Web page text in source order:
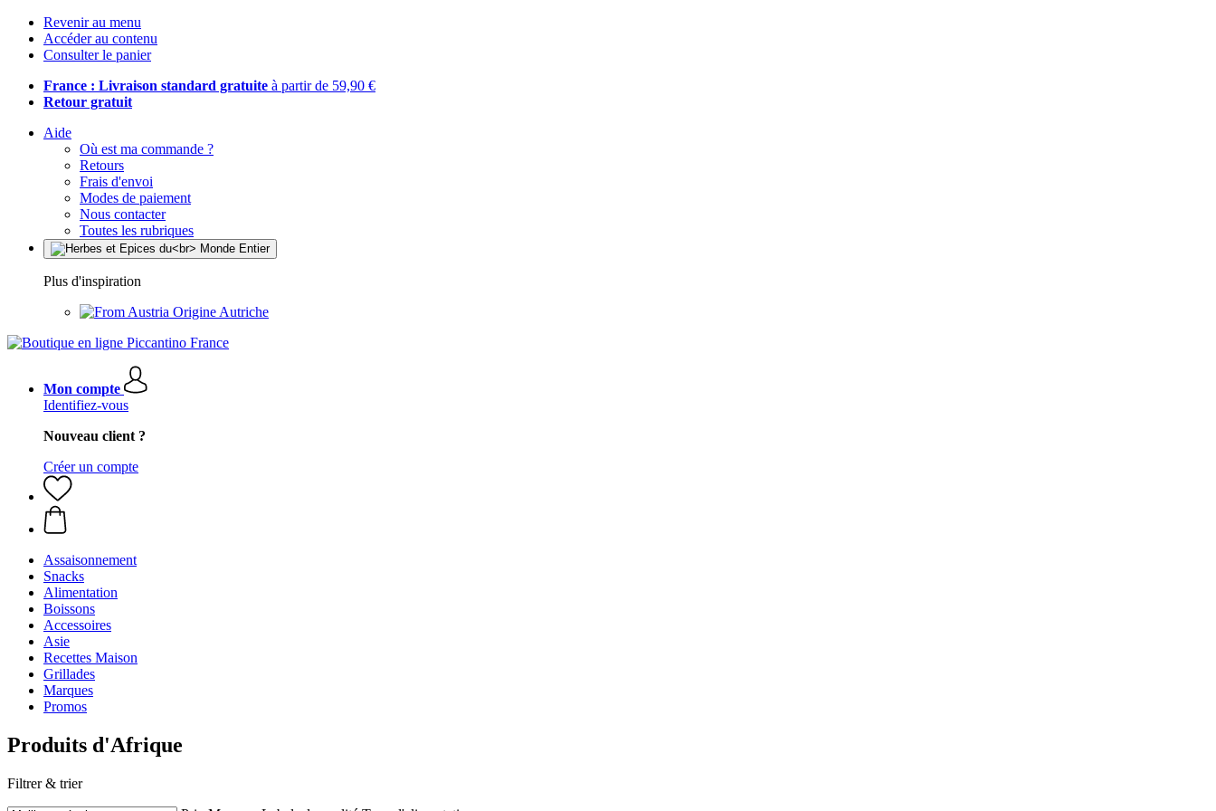
Revenir au menu
Accéder au contenu
Consulter le panier
France : Livraison standard gratuite à partir de 59,90 €
Retour gratuit
Aide
Où est ma commande ?
Retours
Frais d'envoi
Modes de paiement
Nous contacter
Toutes les rubriques
Plus d'inspiration
Origine Autriche
Mon compte
Identifiez-vous
Nouveau client ?
Créer un compte
Assaisonnement
Snacks
Alimentation
Boissons
Accessoires
Asie
Recettes Maison
Grillades
Marques
Promos
Produits d'Afrique
Filtrer & trier